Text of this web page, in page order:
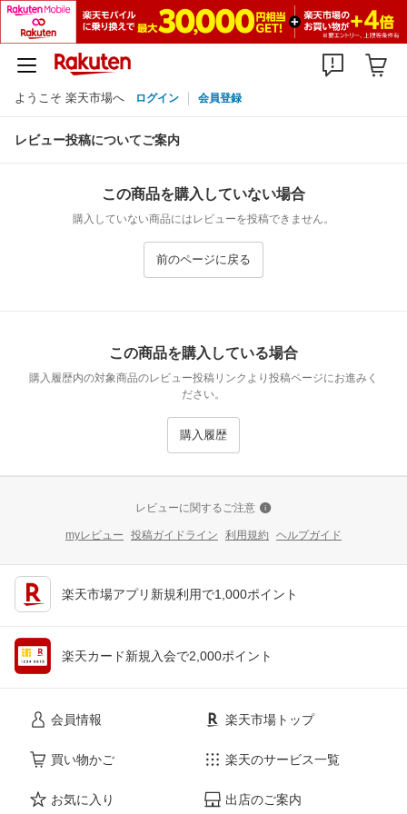
ようこそ 楽天市場へ ログイン 会員登録
レビュー投稿についてご案内
この商品を購入していない場合
購入していない商品にはレビューを投稿できません。
前のページに戻る
この商品を購入している場合
購入履歴内の対象商品のレビュー投稿リンクより投稿ページにお進みく
ださい。
購入履歴
レビューに関するご注意
myレビュー 投稿ガイドライン 利用規約 ヘルプガイド
楽天市場アプリ新規利用で1,000ポイント
楽天カード新規入会で2,000ポイント
会員情報
買い物かご
お気に入り
楽天市場トップ
楽天のサービス一覧
出店のご案内